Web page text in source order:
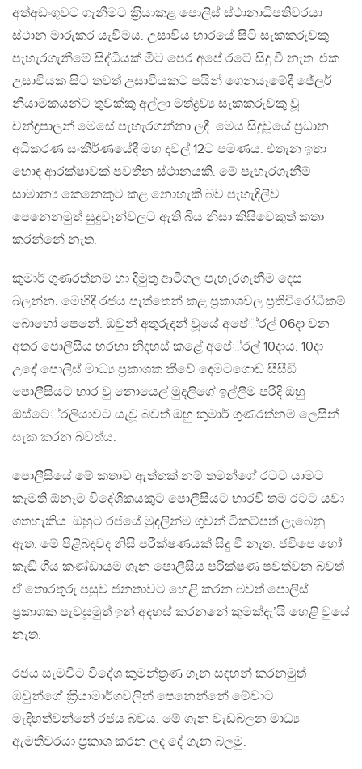
අත්අඩංගුවට ගැනීමට ක‍්‍රියාකළ පොලිස් ස්ථානාධිපතිවරයා
ස්ථාන මාරුකර යැවීමය. උසාවිය භාරයේ සිටි සැකකරුවකු
පැහැරගැනීමේ සිද්ධියක් මීට පෙර අපේ රටේ සිදු වී නැත. එක
උසාවියක සිට තවත් උසාවියකට පයින් ගෙනයෑමේදී ජේලර්
නියාමකයන්ට තුවක්කු අල්ලා මත්ද්‍රව්‍ය සැකකරුවකු වූ
චන්ද්‍රපාලන් මෙසේ පැහැරගන්නා ලදී. මෙය සිදුවූයේ ප‍්‍රධාන
අධිකරණ සංකීර්ණයේදී මහ දවල් 12ට පමණය. එතැන ඉතා
හොඳ ආරක්ෂාවක් පවතින ස්ථානයකි. මේ පැහැරගැනීම්
සාමාන්‍ය කෙනෙකුට කළ නොහැකි බව පැහැදිලිව
පෙනෙනමුත් සුදුවෑන්වලට ඇති බිය නිසා කිසිවෙකුත් කතා
කරන්නේ නැත.
කුමාර් ගුණරත්නම් හා දිමුතු ආටිගල පැහැරගැනීම දෙස
බලන්න. මෙහිදී රජය පැත්තෙන් කළ ප‍්‍රකාශවල ප‍්‍රතිවිරෝධීකම්
බොහෝ පෙනේ. ඔවුන් අතුරුදන් වූයේ අපේ‍්‍රල් 06දා වන
අතර පොලීසිය හරහා නිදහස් කළේ අපේ‍්‍රල් 10දාය. 10දා
උදේ පොලිස් මාධ්‍ය ප‍්‍රකාශක කීවේ දෙමටගොඩ සීසීඞී
පොලීසියට භාර වු නොයෙල් මුදලිගේ ඉල්ලීම පරිදි ඔහු
ඕස්ටේ‍්‍රලියාවට යැවූ බවත් ඔහු කුමාර් ගුණරත්නම් ලෙසින්
සැක කරන බවත්ය.
පොලීසියේ මේ කතාව ඇත්තක් නම් තමන්ගේ රටට යාමට
කැමති ඕනෑම විදේශිකයකුට පොලීසියට භාරවී තම රටට යවා
ගතහැකිය. ඔහුට රජයේ මුදලින්ම ගුවන් ටිකට්පත් ලැබෙනු
ඇත. මේ පිළිබඳවද නිසි පරීක්ෂණයක් සිදු වී නැත. ජවිපෙ හෝ
කැඞී ගිය කණ්ඩායම ගැන පොලීසිය පරීක්ෂණ පවත්වන බවත්
ඒ තොරතුරු පසුව ජනතාවට හෙළි කරන බවත් පොලිස්
ප‍්‍රකාශක පැවසූමුත් ඉන් අදහස් කරනනේ කුමක්දැ’යි හෙළි වුයේ
නැත.
රජය සැමවිට විදේශ කුමන්ත‍්‍රණ ගැන සඳහන් කරනමුත්
ඔවුන්ගේ ක‍්‍රියාමාර්ගවලින් පෙනෙන්නේ මේවාට
මැදිහත්වන්නේ රජය බවය. මේ ගැන වැඩබලන මාධ්‍ය
ඇමතිවරයා ප‍්‍රකාශ කරන ලද දේ ගැන බලමු.